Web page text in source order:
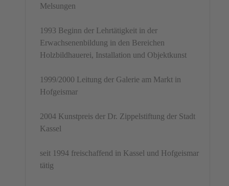
Melsungen
1993 Beginn der Lehrtätigkeit in der
Erwachsenenbildung in den Bereichen
Holzbildhauerei, Installation und Objektkunst
1999/2000 Leitung der Galerie am Markt in
Hofgeismar
2004 Kunstpreis der Dr. Zippelstiftung der Stadt
Kassel
seit 1994 freischaffend in Kassel und Hofgeismar
tätig